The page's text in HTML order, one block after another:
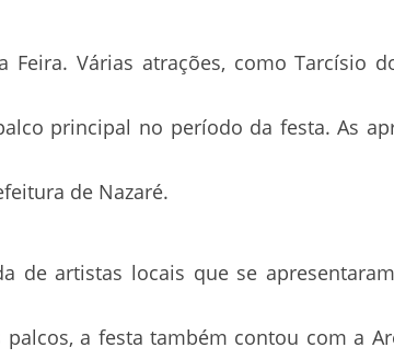
Várias atrações, como Tarcísio
principal no período da festa. As
de Nazaré.
de artistas locais que se
a festa também contou com a